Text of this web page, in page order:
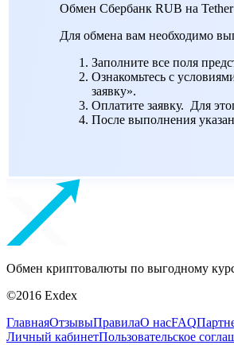
Обмен Сбербанк RUB на
Для обмена вам необходимо
Заполните все поля
Ознакомьтесь с
заявку».
Оплатите заявку. Для
После выполнения
Обмен криптовалюты по выгодному
©2016 Exdex
ГлавнаяОтзывыПравилаО насFAQ
Личный кабинетПользовательское